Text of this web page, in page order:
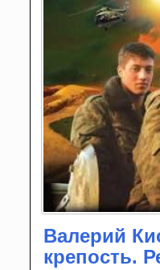
Валерий
крепость.